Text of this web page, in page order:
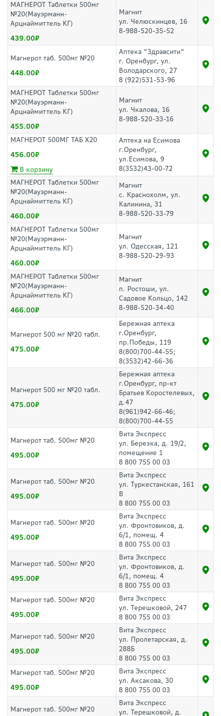
МАГНЕРОТ Таблетки 500мг
№20(Мауэрманн-
Арцнаймиттель КГ)
439.00
Магнит
ул. Челюскинцев, 16
8-988-520-35-52
Магнерот таб. 500мг №20
448.00
Аптека "Здравсити"
г. Оренбург, ул.
Володарского, 27
8 (922)531-53-96
МАГНЕРОТ Таблетки 500мг
№20(Мауэрманн-
Арцнаймиттель КГ)
455.00
Магнит
ул. Чкалова, 16
8-988-520-33-16
МАГНЕРОТ 500МГ ТАБ Х20
456.00
В корзину
Аптека на Есимова
г.Оренбург,
ул.Есимова, 9
8(3532)43-00-72
МАГНЕРОТ Таблетки 500мг
№20(Мауэрманн-
Арцнаймиттель КГ)
460.00
Магнит
с. Краснохолм, ул.
Калинина, 31
8-988-520-33-79
МАГНЕРОТ Таблетки 500мг
№20(Мауэрманн-
Арцнаймиттель КГ)
460.00
Магнит
ул. Одесская, 121
8-988-520-29-93
МАГНЕРОТ Таблетки 500мг
№20(Мауэрманн-
Арцнаймиттель КГ)
466.00
Магнит
п. Ростоши, ул.
Садовое Кольцо, 142
8-988-520-34-40
Магнерот 500 мг №20 табл.
475.00
Бережная аптека
г.Оренбург,
пр.Победы, 119
8(800)700-44-55;
8(3532)42-66-36
Магнерот 500 мг №20 табл.
475.00
Бережная аптека
г.Оренбург, пр-кт
Братьев Коростелевых,
д.47
8(961)942-66-46;
8(800)700-44-55
Магнерот таб. 500мг №20
495.00
Вита Экспресс
ул. Березка, д. 19/2,
помещение 1
8 800 755 00 03
Магнерот таб. 500мг №20
495.00
Вита Экспресс
ул. Туркестанская, 161
В
8 800 755 00 03
Магнерот таб. 500мг №20
495.00
Вита Экспресс
ул. Фронтовиков, д.
6/1, помещ. 4
8 800 755 00 03
Магнерот таб. 500мг №20
495.00
Вита Экспресс
ул. Фронтовиков, д.
6/1, помещ. 4
8 800 755 00 03
Магнерот таб. 500мг №20
495.00
Вита Экспресс
ул. Терешковой, 247
8 800 755 00 03
Магнерот таб. 500мг №20
495.00
Вита Экспресс
ул. Пролетарская, д.
288Б
8 800 755 00 03
Магнерот таб. 500мг №20
495.00
Вита Экспресс
ул. Аксакова, 30
8 800 755 00 03
Магнерот таб. 500мг №20
Вита Экспресс
ул. Терешковой, д.